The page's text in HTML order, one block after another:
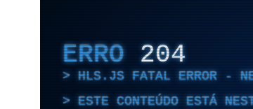
ERRO 204
HLS.JS FATAL ERROR -
ESTE CONTEÚDO ESTÁ